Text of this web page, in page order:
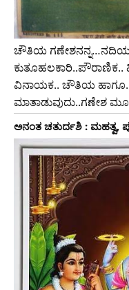
ಚೌತಿಯ
ಕುತೂಹಲಕಾರಿ..ಪೌರಾಣಿಕ..
ವಿನಾಯಕ.. ಚೌತಿಯ
ಮಾತಾಡುವುದು..ಗಣೇಶ
ಅನಂತ ಚತುರ್ದಶಿ : ಮಹತ್ವ,